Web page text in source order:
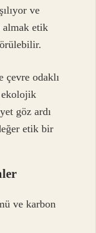
ve
almak etik
çevre odaklı
göz ardı
etik bir
ve karbon